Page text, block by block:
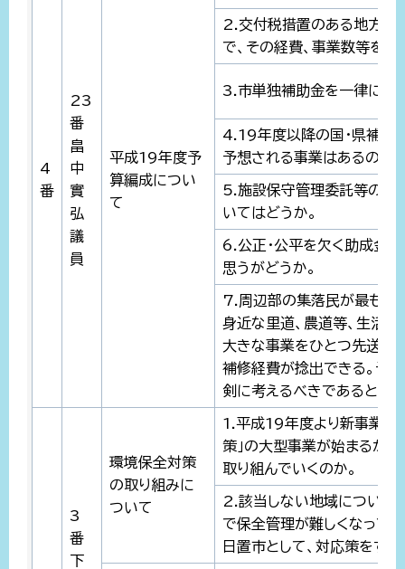
4
番
23
番
畠
中
實
弘
議
員
平成19年度予
算編成につい
て
2.交付税措置のある地方債
で、その経費、事業数等を具
3.市単独補助金を一律に大
4.19年度以降の国・県補助
予想される事業はあるのか。
5.施設保守管理委託等の随
いてはどうか。
6.公正・公平を欠く助成金
思うがどうか。
7.周辺部の集落民が最も期
身近な里道、農道等、生活環
大きな事業をひとつ先送り
補修経費が捻出できる。予
剣に考えるべきであると思
3
番
下
環境保全対策
の取り組みに
ついて
1.平成19年度より新事業の
策」の大型事業が始まるが
取り組んでいくのか。
2.該当しない地域について
で保全管理が難しくなってい
日置市として、対応策をす